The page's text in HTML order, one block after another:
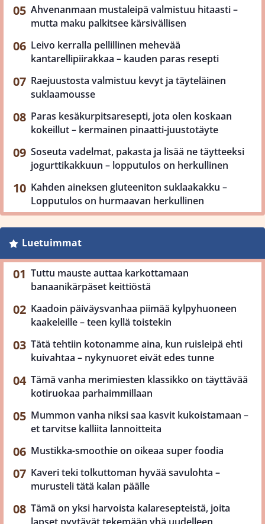
Ahvenanmaan mustaleipä valmistuu hitaasti –
mutta maku palkitsee kärsivällisen
Leivo kerralla pellillinen mehevää
kantarellipiirakkaa – kauden paras resepti
Raejuustosta valmistuu kevyt ja täyteläinen
suklaamousse
Paras kesäkurpitsaresepti, jota olen koskaan
kokeillut – kermainen pinaatti-juustotäyte
Soseuta vadelmat, pakasta ja lisää ne täytteeksi
jogurttikakkuun – lopputulos on herkullinen
Kahden aineksen gluteeniton suklaakakku –
Lopputulos on hurmaavan herkullinen
Luetuimmat
Tuttu mauste auttaa karkottamaan
banaanikärpäset keittiöstä
Kaadoin päiväysvanhaa piimää kylpyhuoneen
kaakeleille – teen kyllä toistekin
Tätä tehtiin kotonamme aina, kun ruisleipä ehti
kuivahtaa – nykynuoret eivät edes tunne
Tämä vanha merimiesten klassikko on täyttävää
kotiruokaa parhaimmillaan
Mummon vanha niksi saa kasvit kukoistamaan –
et tarvitse kalliita lannoitteita
Mustikka-smoothie on oikeaa super foodia
Kaveri teki tolkuttoman hyvää savulohta –
murusteli tätä kalan päälle
Tämä on yksi harvoista kalaresepteistä, joita